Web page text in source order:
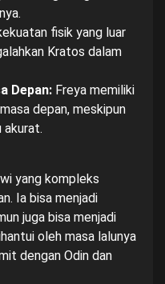
fisik yang luar
Kratos dalam
Depan: Freya memiliki
depan, meskipun
akurat.
yang kompleks
Ia bisa menjadi
juga bisa menjadi
oleh masa lalunya
dengan Odin dan